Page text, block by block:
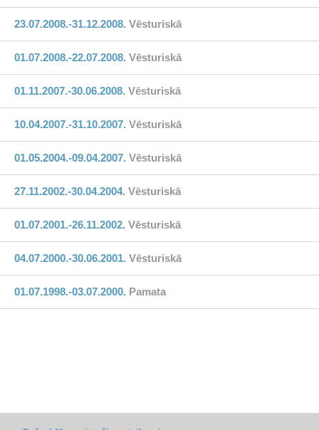
23.07.2008.-31.12.2008. Vēsturiskā
01.07.2008.-22.07.2008. Vēsturiskā
01.11.2007.-30.06.2008. Vēsturiskā
10.04.2007.-31.10.2007. Vēsturiskā
01.05.2004.-09.04.2007. Vēsturiskā
27.11.2002.-30.04.2004. Vēsturiskā
01.07.2001.-26.11.2002. Vēsturiskā
04.07.2000.-30.06.2001. Vēsturiskā
01.07.1998.-03.07.2000. Pamata